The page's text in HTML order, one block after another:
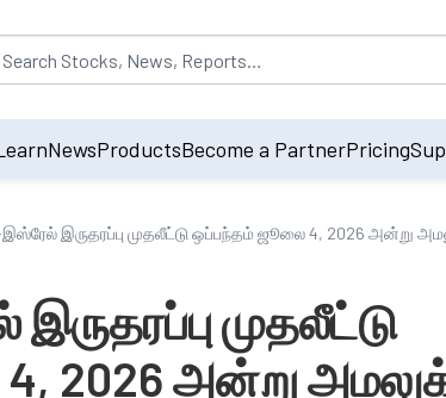
will be populated by default on accessing the
NewsProductsBecome a PartnerPricing
இருதரப்பு முதலீட்டு ஒப்பந்தம் ஜூலை 4, 2026 அன்று
முதலீட்டு
2026 அன்று